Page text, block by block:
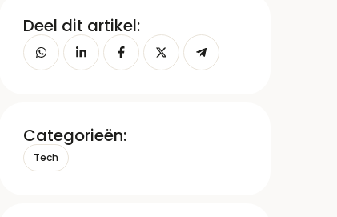
Deel dit artikel:
Categorieën:
Tech